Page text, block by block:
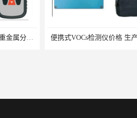
HM5000P多功能便携式重金属分析仪厂家 实力供应商 便携式VOCs检测仪价格 生产